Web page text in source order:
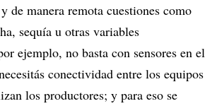
de manera remota cuestiones como
sequía u otras variables
ejemplo, no basta con sensores en el
conectividad entre los equipos
los productores; y para eso se